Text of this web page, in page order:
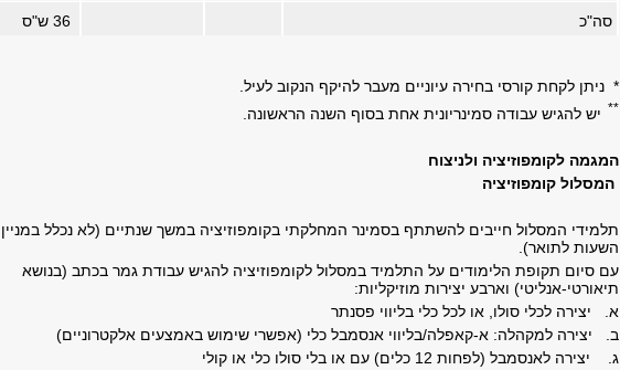
סה"כ
36 ש"ס
* ניתן לקחת קורסי בחירה עיוניים מעבר להיקף הנקוב לעיל.
** יש להגיש עבודה סמינריונית אחת בסוף השנה הראשונה.
המגמה לקומפוזיציה ולניצוח
המסלול קומפוזיציה
תלמידי המסלול חייבים להשתתף בסמינר המחלקתי בקומפוזיציה במשך שנתיים (לא נכלל במניין
השעות לתואר).
עם סיום תקופת הלימודים על התלמיד במסלול לקומפוזיציה להגיש עבודת גמר בכתב (בנושא
תיאורטי-אנליטי) וארבע יצירות מוזיקליות:
א. יצירה לכלי סולו, או לכל כלי בליווי פסנתר
ב. יצירה למקהלה: א-קאפלה/בליווי אנסמבל כלי (אפשרי שימוש באמצעים אלקטרוניים)
ג. יצירה לאנסמבל (לפחות 12 כלים) עם או בלי סולו כלי או קולי